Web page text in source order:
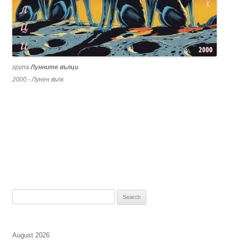
групаЛунните вълци
2000 - Лунен вълк
August 2026